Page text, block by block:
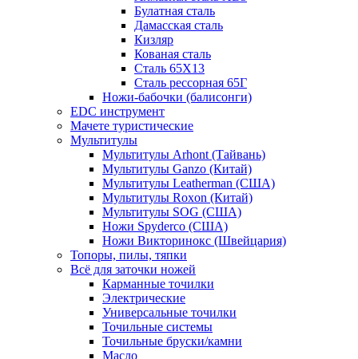
Булатная сталь
Дамасская сталь
Кизляр
Кованая сталь
Сталь 65Х13
Сталь рессорная 65Г
Ножи-бабочки (балисонги)
EDC инструмент
Мачете туристические
Мультитулы
Мультитулы Arhont (Тайвань)
Мультитулы Ganzo (Китай)
Мультитулы Leatherman (США)
Мультитулы Roxon (Китай)
Мультитулы SOG (США)
Ножи Spyderco (США)
Ножи Викторинокс (Швейцария)
Топоры, пилы, тяпки
Всё для заточки ножей
Карманные точилки
Электрические
Универсальные точилки
Точильные системы
Точильные бруски/камни
Масло